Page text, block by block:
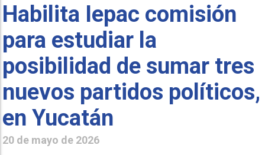
Habilita Iepac comisión
para estudiar la
posibilidad de sumar tres
nuevos partidos políticos,
en Yucatán
20 de mayo de 2026